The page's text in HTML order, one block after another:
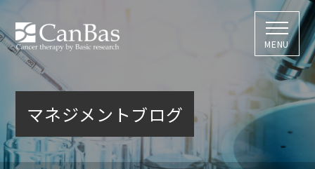
株式会社キャン
MENU
マネジメントブログ